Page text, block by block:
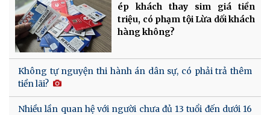
ép khách thay sim giá tiền
triệu, có phạm tội Lừa dối khách
hàng không?
Không tự nguyện thi hành án dân sự, có phải trả thêm
tiền lãi?
Nhiều lần quan hệ với người chưa đủ 13 tuổi đến dưới 16